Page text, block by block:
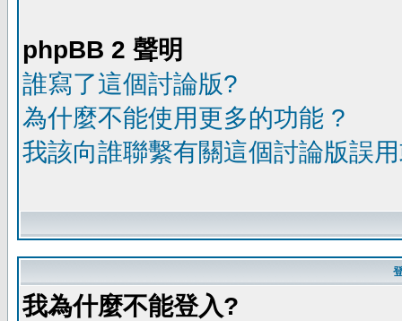
phpBB 2 聲明
誰寫了這個討論版?
為什麼不能使用更多的功能 ?
我該向誰聯繫有關這個討論版誤
我為什麼不能登入?